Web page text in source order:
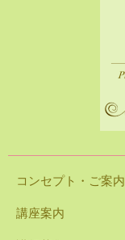
コンセプト・ご案内
講座案内